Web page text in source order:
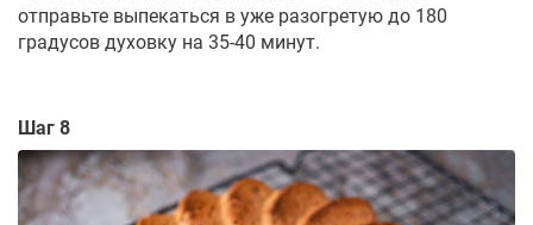
отправьте выпекаться в уже разогретую до 180
градусов духовку на 35-40 минут.
Шаг 8